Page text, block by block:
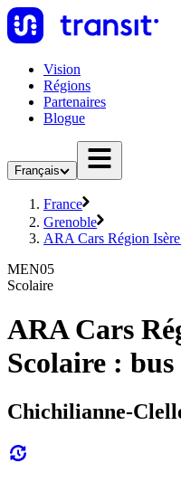
Vision
Régions
Partenaires
Blogue
Français
France
Grenoble
ARA Cars Région
MEN05
Scolaire
ARA Cars
Scolaire :
Chichilianne-